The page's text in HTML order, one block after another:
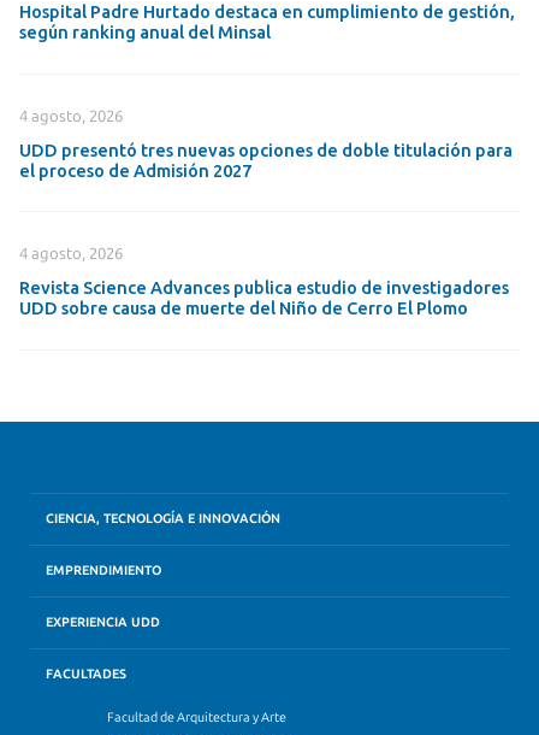
Hospital Padre Hurtado destaca en cumplimiento de gestión,
según ranking anual del Minsal
4 agosto, 2026
UDD presentó tres nuevas opciones de doble titulación para
el proceso de Admisión 2027
4 agosto, 2026
Revista Science Advances publica estudio de investigadores
UDD sobre causa de muerte del Niño de Cerro El Plomo
CIENCIA, TECNOLOGÍA E INNOVACIÓN
EMPRENDIMIENTO
EXPERIENCIA UDD
FACULTADES
Facultad de Arquitectura y Arte